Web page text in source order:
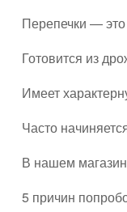
Перепечки — это
Готовится из
Имеет
Часто
В нашем
5 причин